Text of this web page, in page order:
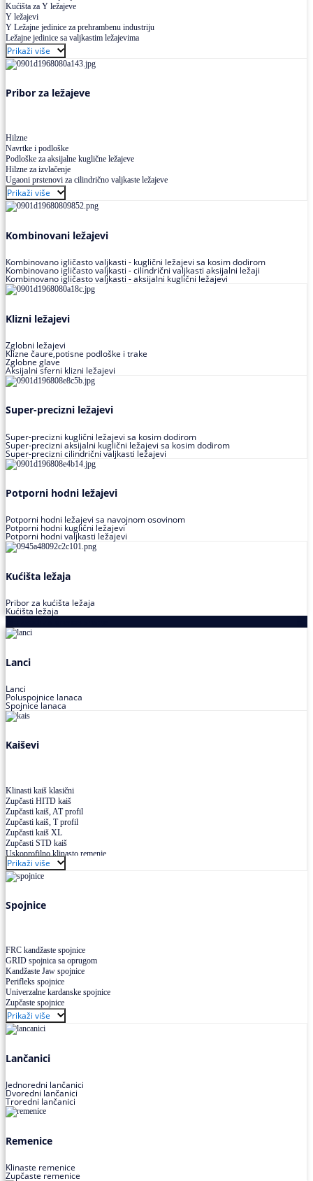
Kućišta za Y ležajeve
Y ležajevi
Y Ležajne jedinice za prehrambenu industriju
Ležajne jedinice sa valjkastim ležajevima
Prikaži više
Pribor za ležajeve
Hilzne
Navrtke i podloške
Podloške za aksijalne kuglične ležajeve
Hilzne za izvlačenje
Ugaoni prstenovi za cilindrično valjkaste ležajeve
Prikaži više
Kombinovani ležajevi
Kombinovano igličasto valjkasti - kuglični ležajevi sa kosim dodirom
Kombinovano igličasto valjkasti - cilindrični valjkasti aksijalni ležaji
Kombinovano igličasto valjkasti - aksijalni kuglični ležajevi
Klizni ležajevi
Zglobni ležajevi
Klizne čaure,potisne podloške i trake
Zglobne glave
Aksijalni sferni klizni ležajevi
Super-precizni ležajevi
Super-precizni kuglični ležajevi sa kosim dodirom
Super-precizni aksijalni kuglični ležajevi sa kosim dodirom
Super-precizni cilindrični valjkasti ležajevi
Potporni hodni ležajevi
Potporni hodni ležajevi sa navojnom osovinom
Potporni hodni kuglični ležajevi
Potporni hodni valjkasti ležajevi
Kućišta ležaja
Pribor za kućišta ležaja
Kućišta ležaja
Lanci
Lanci
Poluspojnice lanaca
Spojnice lanaca
Kaiševi
Klinasti kaiš klasični
Zupčasti HITD kaiš
Zupčasti kaiš, AT profil
Zupčasti kaiš, T profil
Zupčasti kaiš XL
Zupčasti STD kaiš
Uskoprofilno klinasto remenje
Uskoprofilno klinasto remenje spojeno
Uskoprofilno klinasto remenje XP extra power
Višekanalno remenje PJ,PK
Prikaži više
Spojnice
FRC kandžaste spojnice
GRID spojnica sa oprugom
Kandžaste Jaw spojnice
Perifleks spojnice
Univerzalne kardanske spojnice
Zupčaste spojnice
Prikaži više
Lančanici
Jednoredni lančanici
Dvoredni lančanici
Troredni lančanici
Remenice
Klinaste remenice
Zupčaste remenice